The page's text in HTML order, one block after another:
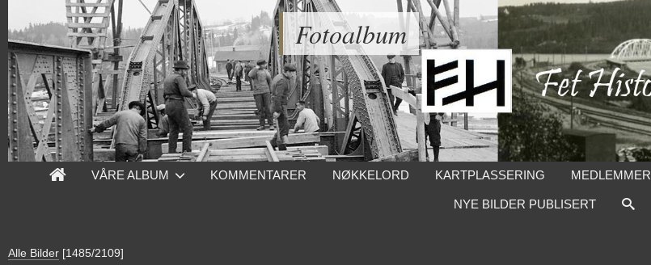
Fotoalbum
VÅRE ALBUM KOMMENTARER NØKKELORD KARTPLASSERING MEDLEMMER
NYE BILDER PUBLISERT
Alle Bilder [1485/2109]